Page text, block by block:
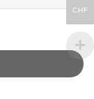
aus 100%
CHF